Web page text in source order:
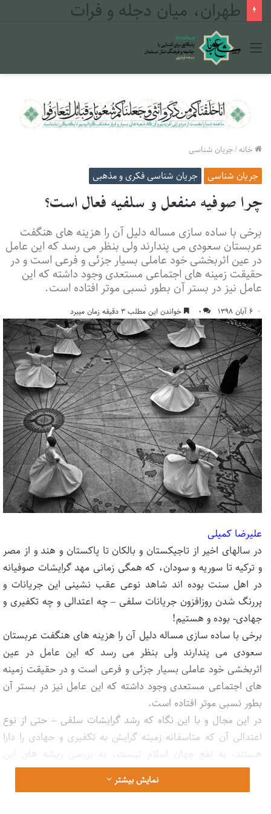
طهران، میان دجله و فرات
منو
خانه/جریان شناسی
جریان شناسی جریان شناسی فکری و مذهبی
چرا صوفیه منفعل و سلفیه فعال است؟
برخی با ساده سازی مساله دلیل آن را هزینه های هنگفت
عربستان سعودی می پندارند ولی بنظر می رسد که این عامل
در عین اثربخشی خود عاملی بسیار جزئی و فرعی است و در
حقیقت زمینه های اجتماعی مستعدی وجود داشته که این
عامل نیز در بستر آن بطور نسبی موتر افتاده است.
۶ آبان ۱۳۹۸ ۰ خواندن این مطلب ۳ دقیقه زمان میبرد
علیرضا کمیلی
در سالهای اخیر از تاجیکستان و بالکان تا پاکستان و هند و از مصر
و ترکیه تا سوریه و سودان، که همگی زمانی مهد گرایشات صوفیانه
در اهل سنت بوده اند شاهد نوعی عقب نشینی این جریانات و
پررنگ شدن روزافزون جریانات سلفی – چه اعتدالی و چه تکفیری و
جهادی- بوده و هستیم!
برخی با ساده سازی مساله دلیل آن را هزینه های هنگفت عربستان
سعودی می پندارند ولی بنظر می رسد که این عامل در عین
اثربخشی خود عاملی بسیار جزئی و فرعی است و در حقیقت زمینه
های اجتماعی مستعدی وجود داشته که این عامل نیز در بستر آن
بطور نسبی موتر افتاده است.
در این مجال و با این نگاه که رشد گرایشات سلفی – حتی از نوع
اعتدالی آن که متاسفانه زمینه گرایش به تکفیری و جهادی را دارا
هستند- به نفع جهان اسلام نیست، به بررسی ریشه های این
پدیده مهم می پردازیم.
اندیشه های صوفیانه با همه تنوعی که دارند نوعا دارای ویژگی های
نمایش بیشتر